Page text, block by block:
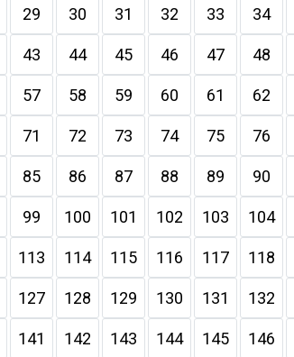
29 30 31 32 33 34
43 44 45 46 47 48
57 58 59 60 61 62
71 72 73 74 75 76
85 86 87 88 89 90
99 100 101 102 103 104
113 114 115 116 117 118
127 128 129 130 131 132
141 142 143 144 145 146